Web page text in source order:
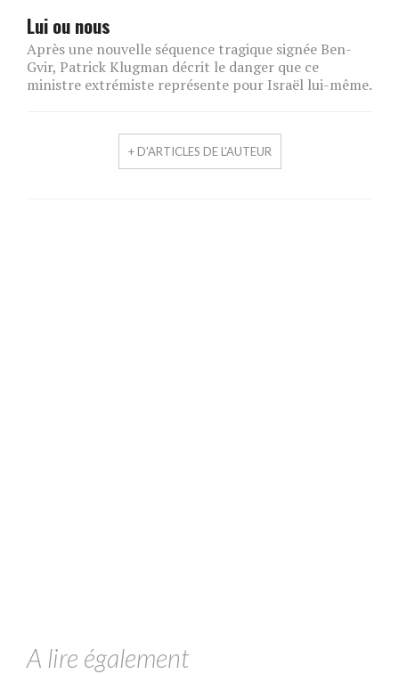
Lui ou nous
Après une nouvelle séquence tragique signée Ben-
Gvir, Patrick Klugman décrit le danger que ce
ministre extrémiste représente pour Israël lui-même.
+ D'ARTICLES DE L'AUTEUR
A lire également